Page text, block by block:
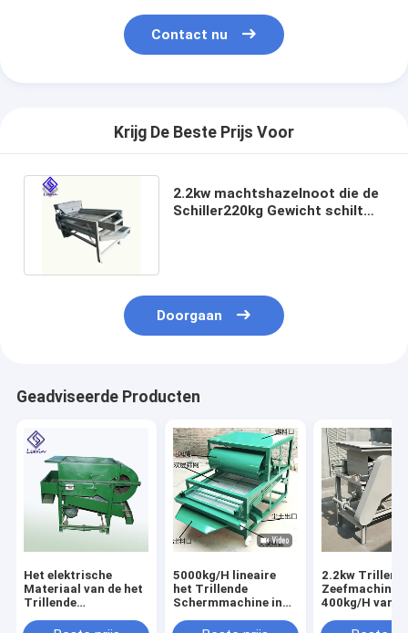
Contact nu
Krijg De Beste Prijs Voor
2.2kw machtshazelnoot die de
Schiller220kg Gewicht schilt
Doorgaan
Geadviseerde Producten
Het elektrische
Materiaal van de het
Trillende
Industrieel het
5000kg/H lineaire
het Trillende
Schermmachine in
industrie
2.2kw
Zeefmachine
400kg/H van
Dek Drie